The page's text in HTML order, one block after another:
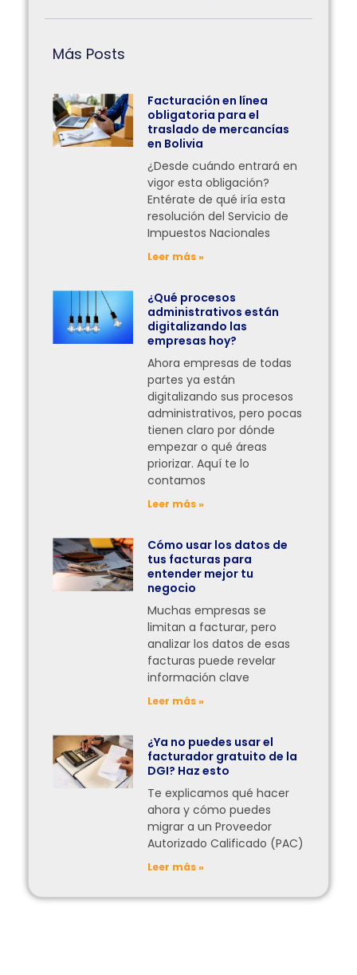
Más Posts
Facturación en línea
obligatoria para el
traslado de mercancías
en Bolivia
¿Desde cuándo entrará en
vigor esta obligación?
Entérate de qué iría esta
resolución del Servicio de
Impuestos Nacionales
Leer más »
¿Qué procesos
administrativos están
digitalizando las
empresas hoy?
Ahora empresas de todas
partes ya están
digitalizando sus procesos
administrativos, pero pocas
tienen claro por dónde
empezar o qué áreas
priorizar. Aquí te lo
contamos
Leer más »
Cómo usar los datos de
tus facturas para
entender mejor tu
negocio
Muchas empresas se
limitan a facturar, pero
analizar los datos de esas
facturas puede revelar
información clave
Leer más »
¿Ya no puedes usar el
facturador gratuito de la
DGI? Haz esto
Te explicamos qué hacer
ahora y cómo puedes
migrar a un Proveedor
Autorizado Calificado (PAC)
Leer más »